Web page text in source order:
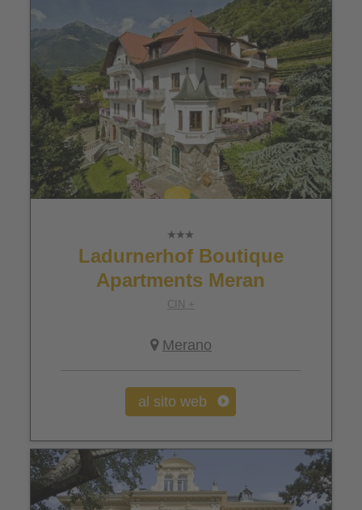
Ladurnerhof Boutique
Apartments Meran
CIN +
Merano
al sito web